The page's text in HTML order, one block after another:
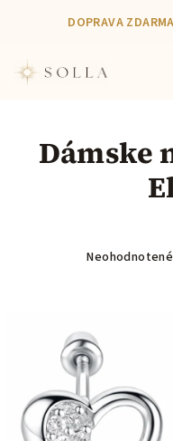
DOPRAVA
Dámske
Priemerné
0,0
z
5
hviezdičiek.
Neohodnotené